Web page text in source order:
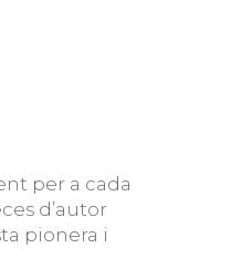
per a cada
d’autor
pionera i